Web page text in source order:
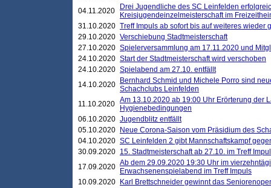
04.11.2020
Drei Jugendliche des SC Leinfelden
Kreisjugendeinzelmeisterschaft im
31.10.2020 Treff Impuls ab sofort bis auf weiteres wieder
29.10.2020 Verschiebung Stadtmeisterschaft
27.10.2020 Spielerversammlung am 17.11.2020 und
24.10.2020 Start der Stadtmeisterschaft wird verschoben
24.10.2020 Spielabend am 27.10. entfällt
14.10.2020
Bernhard Schmid und Michele Porro sind
Schachclubs Leinfelden
11.10.2020 Am 13.10.2020 ab 19:00 Uhr Erörterung der
Hygienebedingungen
06.10.2020 Jugendblitz entfällt
05.10.2020
Neue Corona-Saison vom Präsidium des
04.10.2020 SC Leinfelden 2 gibt Mannschaftskampf
30.09.2020 15. Stadtmeisterschaft ab 27.10. im Treff
17.09.2020 Ab dem 29.09.2020 19:30 Uhr im
Erwachsenenspielabend im Treff Impuls
10.09.2020
Karl Brettschneider gewinnt das